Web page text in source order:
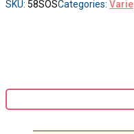
SKU: 58SOSCategories: Varie